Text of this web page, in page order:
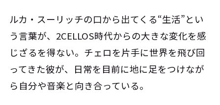
ルカ・スーリッチの口から出てくる“生活”とい
う言葉が、2CELLOS時代からの大きな変化を感
じざるを得ない。チェロを片手に世界を飛び回
ってきた彼が、日常を目前に地に足をつけなが
ら自分や音楽と向き合っている。